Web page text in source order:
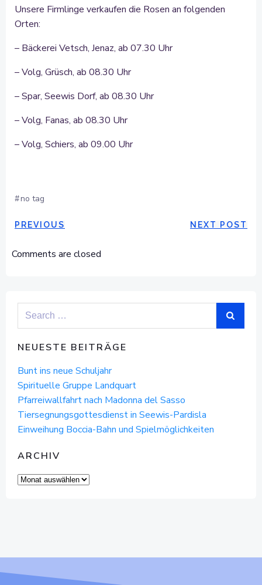
Unsere Firmlinge verkaufen die Rosen an folgenden
Orten:
– Bäckerei Vetsch, Jenaz, ab 07.30 Uhr
– Volg, Grüsch, ab 08.30 Uhr
– Spar, Seewis Dorf, ab 08.30 Uhr
– Volg, Fanas, ab 08.30 Uhr
– Volg, Schiers, ab 09.00 Uhr
#no tag
POST
NAVIGATION
PREVIOUS
POSTNEXT POST
Comments are closed
Search
NEUESTE BEITRÄGE
Bunt ins neue Schuljahr
Spirituelle Gruppe Landquart
Pfarreiwallfahrt nach Madonna del Sasso
Tiersegnungsgottesdienst in Seewis-Pardisla
Einweihung Boccia-Bahn und Spielmöglichkeiten
ARCHIV
Archiv